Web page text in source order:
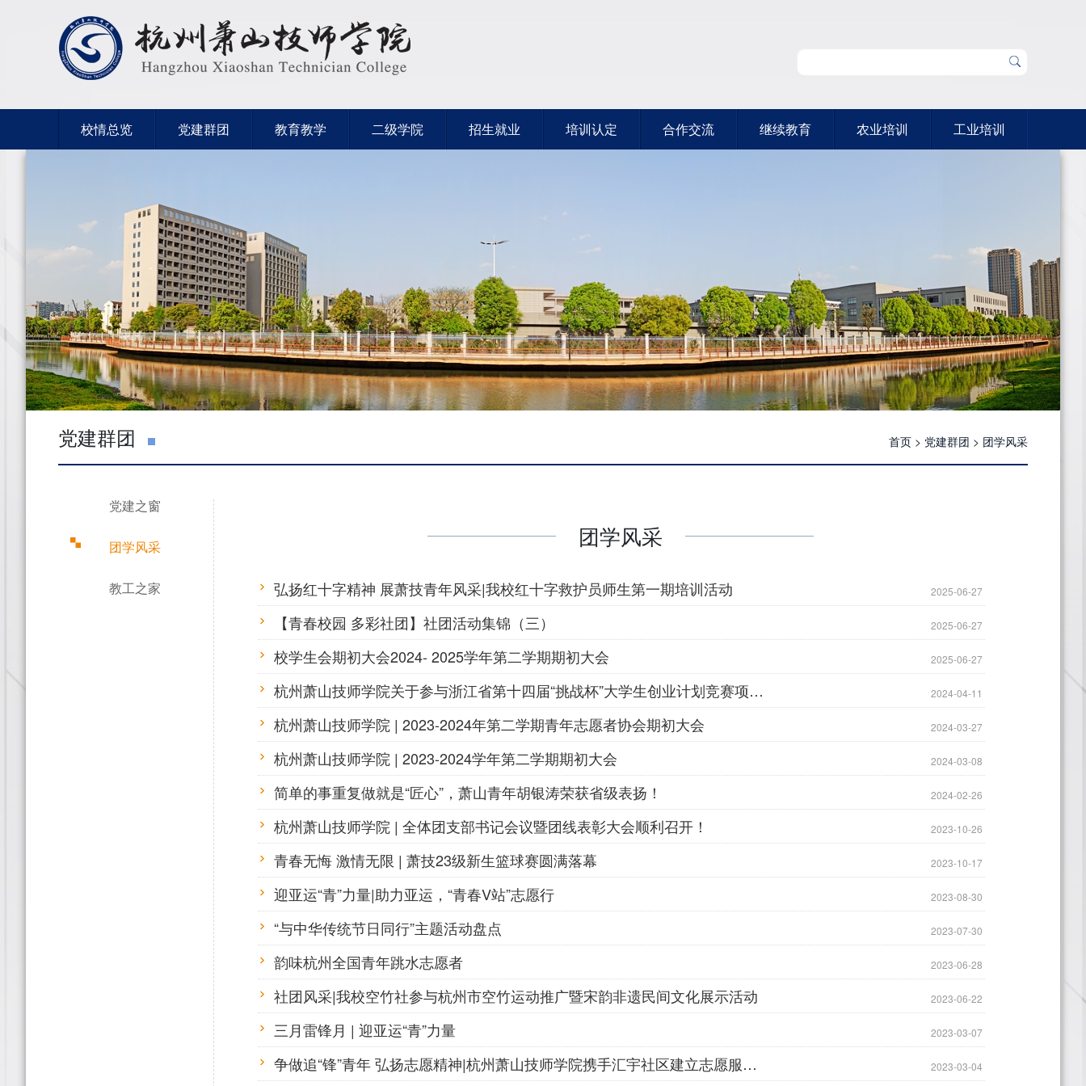
校情总览 党建群团 教育教学 二级学院 招生就业 培训认定 合作交流 继续教育 农业培训 工业培训
党建群团 首页 > 党建群团 > 团学风采
党建之窗
团学风采
教工之家
团学风采
弘扬红十字精神 展萧技青年风采|我校红十字救护员师生第一期培训活动 2025-06-27
【青春校园 多彩社团】社团活动集锦（三） 2025-06-27
校学生会期初大会2024- 2025学年第二学期期初大会 2025-06-27
杭州萧山技师学院关于参与浙江省第十四届“挑战杯”大学生创业计划竞赛项目的公示 2024-04-11
杭州萧山技师学院 | 2023-2024年第二学期青年志愿者协会期初大会 2024-03-27
杭州萧山技师学院 | 2023-2024学年第二学期期初大会 2024-03-08
简单的事重复做就是“匠心”，萧山青年胡银涛荣获省级表扬！ 2024-02-26
杭州萧山技师学院 | 全体团支部书记会议暨团线表彰大会顺利召开！ 2023-10-26
青春无悔 激情无限 | 萧技23级新生篮球赛圆满落幕 2023-10-17
迎亚运“青”力量|助力亚运，“青春V站”志愿行 2023-08-30
“与中华传统节日同行”主题活动盘点 2023-07-30
韵味杭州全国青年跳水志愿者 2023-06-28
社团风采|我校空竹社参与杭州市空竹运动推广暨宋韵非遗民间文化展示活动 2023-06-22
三月雷锋月 | 迎亚运“青”力量 2023-03-07
争做追“锋”青年 弘扬志愿精神|杭州萧山技师学院携手汇宇社区建立志愿服务基地 2023-03-04